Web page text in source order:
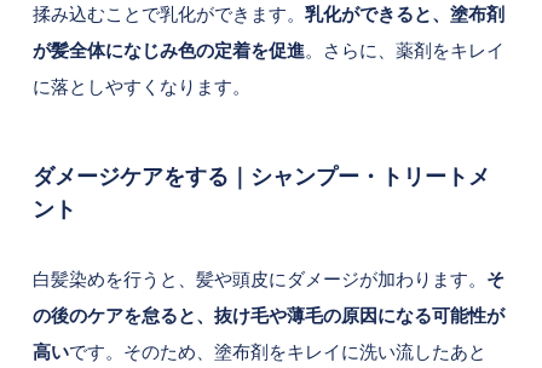
揉み込むことで乳化ができます。 乳化ができると、塗布剤
が髪全体になじみ色の定着を促進。さらに、薬剤をキレイ
に落としやすくなります。
ダメージケアをする｜シャンプー・トリートメ
ント
白髪染めを行うと、髪や頭皮にダメージが加わります。 そ
の後のケアを怠ると、抜け毛や薄毛の原因になる可能性が
高いです。そのため、塗布剤をキレイに洗い流したあと